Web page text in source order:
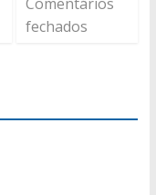
fechados